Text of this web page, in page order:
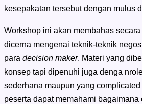
kesepakatan tersebut dengan mulus
Workshop ini akan membahas
dicerna mengenai teknik-teknik
para decision maker. Materi yang
konsep tapi dipenuhi juga denga
sederhana maupun yang
peserta dapat memahami bagaimana